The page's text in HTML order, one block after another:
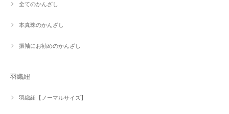
全てのかんざし
本真珠のかんざし
振袖にお勧めのかんざし
羽織紐
羽織紐【ノーマルサイズ】